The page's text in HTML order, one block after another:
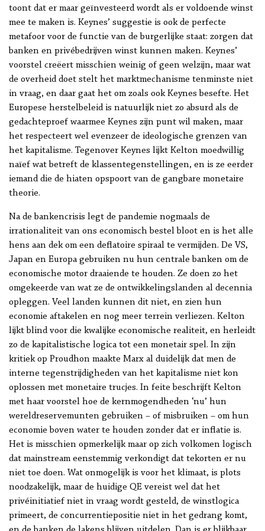
toont dat er maar geïnvesteerd wordt als er voldoende winst
mee te maken is. Keynes’ suggestie is ook de perfecte
metafoor voor de functie van de burgerlijke staat: zorgen dat
banken en privébedrijven winst kunnen maken. Keynes’
voorstel creëert misschien weinig of geen welzijn, maar wat
de overheid doet stelt het marktmechanisme tenminste niet
in vraag, en daar gaat het om zoals ook Keynes besefte. Het
Europese herstelbeleid is natuurlijk niet zo absurd als de
gedachteproef waarmee Keynes zijn punt wil maken, maar
het respecteert wel evenzeer de ideologische grenzen van
het kapitalisme. Tegenover Keynes lijkt Kelton moedwillig
naïef wat betreft de klassentegenstellingen, en is ze eerder
iemand die de hiaten opspoort van de gangbare monetaire
theorie.
Na de bankencrisis legt de pandemie nogmaals de
irrationaliteit van ons economisch bestel bloot en is het alle
hens aan dek om een deflatoire spiraal te vermijden. De VS,
Japan en Europa gebruiken nu hun centrale banken om de
economische motor draaiende te houden. Ze doen zo het
omgekeerde van wat ze de ontwikkelingslanden al decennia
opleggen. Veel landen kunnen dit niet, en zien hun
economie aftakelen en nog meer terrein verliezen. Kelton
lijkt blind voor die kwalijke economische realiteit, en herleidt
zo de kapitalistische logica tot een monetair spel. In zijn
kritiek op Proudhon maakte Marx al duidelijk dat men de
interne tegenstrijdigheden van het kapitalisme niet kon
oplossen met monetaire trucjes. In feite beschrijft Kelton
met haar voorstel hoe de kernmogendheden ‘nu’ hun
wereldreservemunten gebruiken – of misbruiken – om hun
economie boven water te houden zonder dat er inflatie is.
Het is misschien opmerkelijk maar op zich volkomen logisch
dat mainstream eenstemmig verkondigt dat tekorten er nu
niet toe doen. Wat onmogelijk is voor het klimaat, is plots
noodzakelijk, maar de huidige QE vereist wel dat het
privéinitiatief niet in vraag wordt gesteld, de winstlogica
primeert, de concurrentiepositie niet in het gedrang komt,